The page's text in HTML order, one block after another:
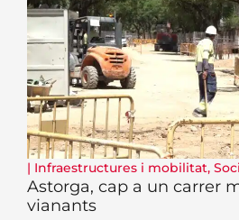
| Infraestructures i mobilitat,
Astorga, cap a un carrer
vianants